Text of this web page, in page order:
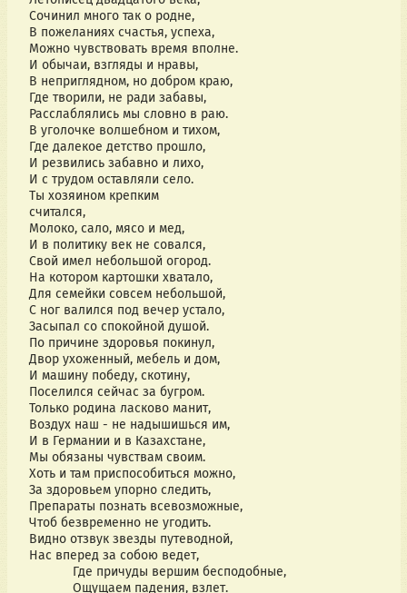
Сочинил много так о родне,
В пожеланиях счастья, успеха,
Можно чувствовать время вполне.
И обычаи, взгляды и нравы,
В неприглядном, но добром краю,
Где творили, не ради забавы,
Расслаблялись мы словно в раю.
В уголочке волшебном и тихом,
Где далекое детство прошло,
И резвились забавно и лихо,
И с трудом оставляли село.
Ты хозяином крепким
считался,
Молоко, сало, мясо и мед,
И в политику век не совался,
Свой имел небольшой огород.
На котором картошки хватало,
Для семейки совсем небольшой,
С ног валился под вечер устало,
Засыпал со спокойной душой.
По причине здоровья покинул,
Двор ухоженный, мебель и дом,
И машину победу, скотину,
Поселился сейчас за бугром.
Только родина ласково манит,
Воздух наш - не надышишься им,
И в Германии и в Казахстане,
Мы обязаны чувствам своим.
Хоть и там приспособиться можно,
За здоровьем упорно следить,
Препараты познать всевозможные,
Чтоб безвременно не угодить.
Видно отзвук звезды путеводной,
Нас вперед за собою ведет,
Где причуды вершим бесподобные,
Ощущаем падения, взлет.